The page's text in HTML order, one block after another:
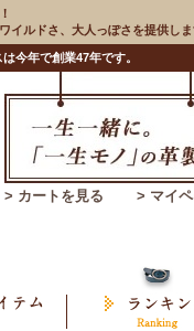
ルドさ、大人っぽさを提供しま
今年で創業47年です。
> カートを見る > マイ